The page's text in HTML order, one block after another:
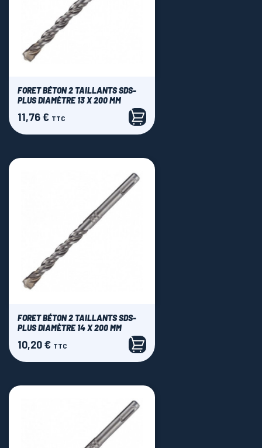
FORET BÉTON 2 TAILLANTS SDS-
PLUS DIAMÈTRE 13 X 200 MM
Prix
11,76 € TTC
FORET BÉTON 2 TAILLANTS SDS-
PLUS DIAMÈTRE 14 X 200 MM
Prix
10,20 € TTC